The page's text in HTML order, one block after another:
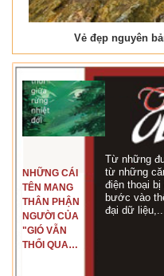
Vẻ đẹp nguyên
NHỮNG CÁI
TÊN MANG
THÂN PHẬN
NGƯỜI CỦA
"GIÓ VẪN
THỔI QUA
Từ những
từ những
điện thoại
bước vào
đại dữ